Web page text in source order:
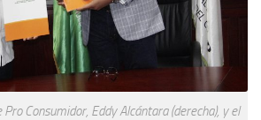
Consumidor, Eddy Alcántara (derecha), y el